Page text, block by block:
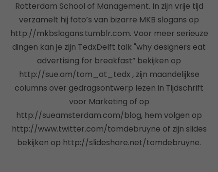
Rotterdam School of Management. In zijn vrije tijd
verzamelt hij foto’s van bizarre MKB slogans op
http://mkbslogans.tumblr.com. Voor meer serieuze
dingen kan je zijn TedxDelft talk "why designers eat
advertising for breakfast” bekijken op
http://sue.am/tom_at_tedx , zijn maandelijkse
columns over gedragsontwerp lezen in Tijdschrift
voor Marketing of op
http://sueamsterdam.com/blog, hem volgen op
http://www.twitter.com/tomdebruyne of zijn slides
bekijken op http://slideshare.net/tomdebruyne.